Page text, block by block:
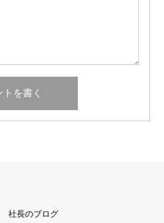
社長のブログ